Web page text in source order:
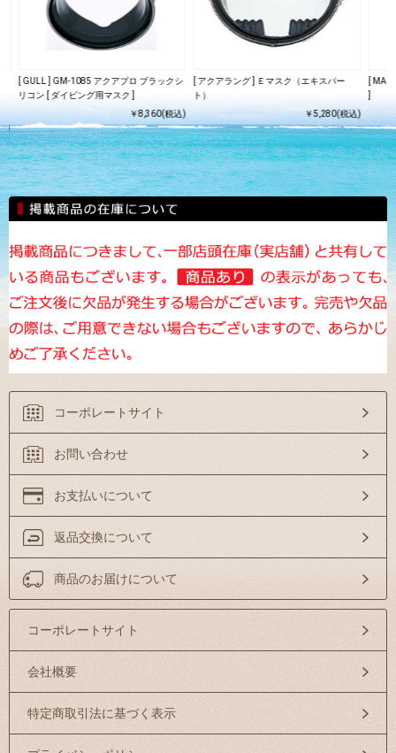
)
[ GULL ] GM-1085 アクアプロ ブラックシ
リコン [ ダイビング用マスク ]
￥8,360(税込)
[ アクアラング ] Ｅマスク（エキスパー
ト）
￥5,280(税込)
[
コーポレートサイト
お問い合わせ
お支払いについて
返品交換について
商品のお届けについて
コーポレートサイト
会社概要
特定商取引法に基づく表示